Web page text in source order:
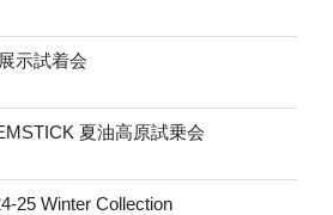
示試着会
夏油高原試乗会
25 Winter Collection